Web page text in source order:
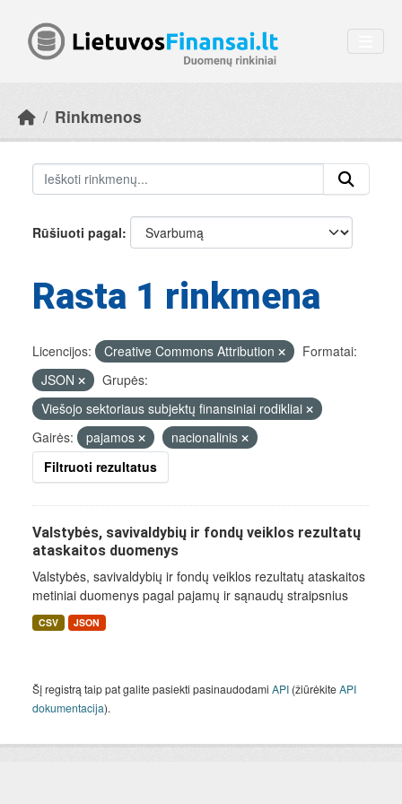
Rinkmenos
Rūšiuoti pagal
Rasta 1 rinkmena
Licencijos: Creative Commons Attribution
Formatai:
JSON
Grupės:
Viešojo sektoriaus subjektų finansiniai rodikliai
Gairės:
pajamos
nacionalinis
Filtruoti rezultatus
Valstybės, savivaldybių ir fondų veiklos rezultatų
ataskaitos duomenys
Valstybės, savivaldybių ir fondų veiklos rezultatų ataskaitos
metiniai duomenys pagal pajamų ir sąnaudų straipsnius
CSV JSON
Šį registrą taip pat galite pasiekti pasinaudodami API (žiūrėkiteAPI
dokumentacija).